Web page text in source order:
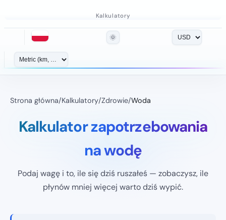
Kalkulatory
🌞
Strona główna/Kalkulatory/Zdrowie/Woda
Kalkulator zapotrzebowania
na wodę
Podaj wagę i to, ile się dziś ruszałeś — zobaczysz, ile
płynów mniej więcej warto dziś wypić.